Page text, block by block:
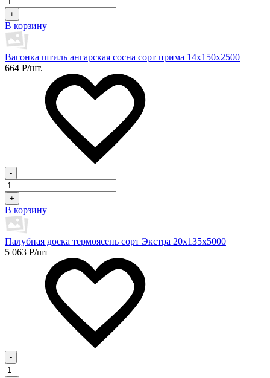
+
В корзину
Вагонка штиль ангарская сосна сорт прима 14х150х2500
664 Р/шт.
-
+
В корзину
Палубная доска термоясень сорт Экстра 20х135х5000
5 063 Р/шт
-